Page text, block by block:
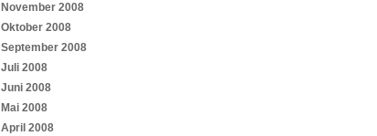
November 2008
Oktober 2008
September 2008
Juli 2008
Juni 2008
Mai 2008
April 2008